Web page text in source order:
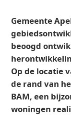
Gemeente
beoogd
Op de locatie
de rand van
BAM, een
woningen